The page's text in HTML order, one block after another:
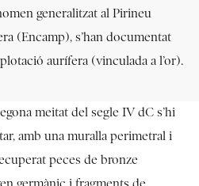
generalitzat al Pirineu
(Encamp), s’han documentat
aurífera (vinculada a l’or).
meitat del segle IV dC s’hi
amb una muralla perimetral i
peces de bronze